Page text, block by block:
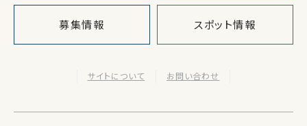
募集情報 スポット情報
サイトについて お問い合わせ